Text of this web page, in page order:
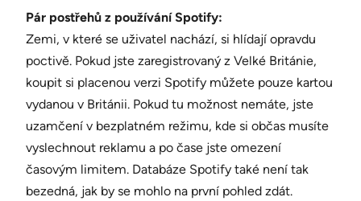
Pár postřehů z používání Spotify:
Zemi, v které se uživatel nachází, si hlídají opravdu
poctivě. Pokud jste zaregistrovaný z Velké Británie,
koupit si placenou verzi Spotify můžete pouze kartou
vydanou v Británii. Pokud tu možnost nemáte, jste
uzamčení v bezplatném režimu, kde si občas musíte
vyslechnout reklamu a po čase jste omezení
časovým limitem. Databáze Spotify také není tak
bezedná, jak by se mohlo na první pohled zdát.